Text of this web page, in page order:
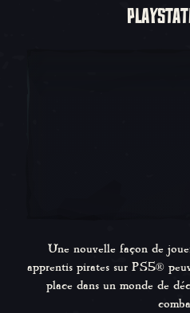
Une nouvelle façon de
apprentis pirates sur PS5®
place dans un monde de